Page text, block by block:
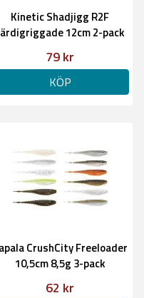
Kinetic Shadjigg R2F
12cm 2-pack
79 kr
KÖP
CrushCity Freeloader
10,5cm 8,5g 3-pack
62 kr